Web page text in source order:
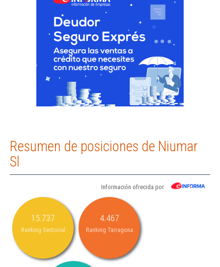
Resumen de posiciones de Niumar
Sl
Información ofrecida por
15.737
Ranking Sectorial
4.467
Ranking Tarragona